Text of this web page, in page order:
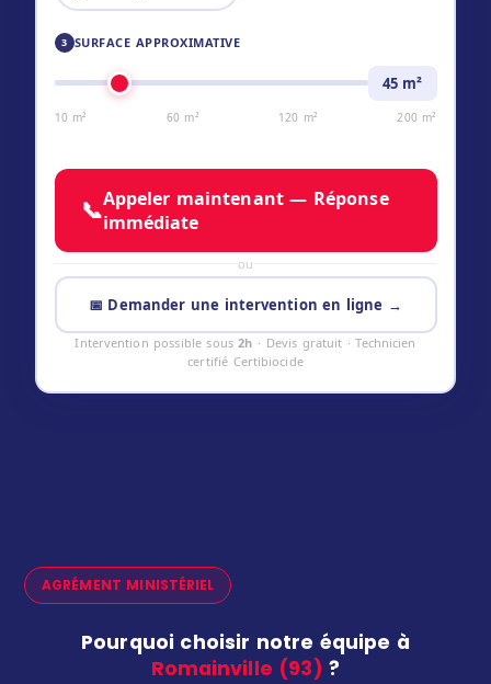
3 SURFACE APPROXIMATIVE
45m²
10 m² 60 m² 120 m² 200 m²
📞Appeler maintenant — Réponse
immédiate
ou
📅 Demander une intervention en ligne →
Intervention possible sous 2h · Devis gratuit · Technicien
certifié Certibiocide
AGRÉMENT MINISTÉRIEL
Pourquoi choisir notre équipe à
Romainville (93) ?